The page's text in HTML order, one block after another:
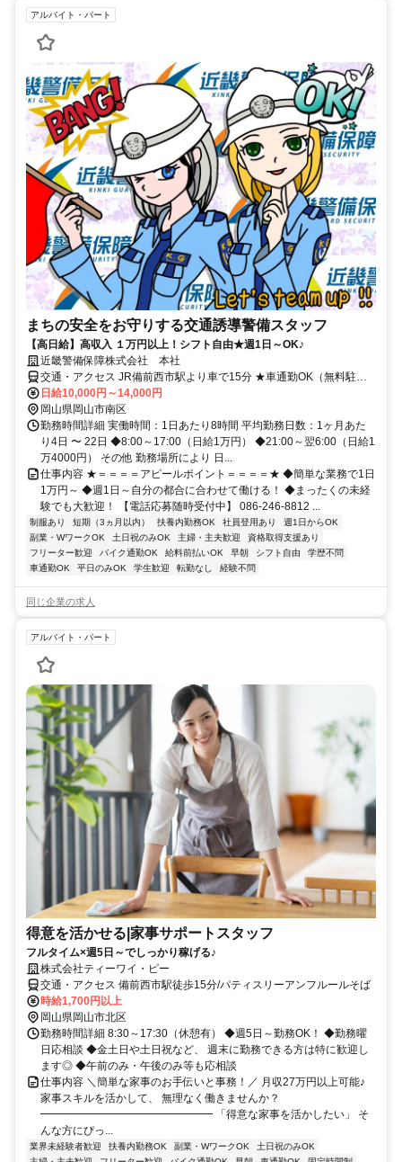
アルバイト・パート
まちの安全をお守りする交通誘導警備スタッフ
【高日給】高収入 １万円以上！シフト自由★週1日～OK♪
近畿警備保障株式会社 本社
交通・アクセス JR備前西市駅より車で15分 ★車通勤OK（無料駐車
場）
日給10,000円～14,000円
岡山県岡山市南区
勤務時間詳細 実働時間：1日あたり8時間 平均勤務日数：1ヶ月あた
り4日 〜 22日 ◆8:00～17:00（日給1万円） ◆21:00～翌6:00（日給1
万4000円） その他 勤務場所により 日...
仕事内容 ★＝＝＝＝アピールポイント＝＝＝＝★ ◆簡単な業務で1日
1万円～ ◆週1日～自分の都合に合わせて働ける！ ◆まったくの未経
験でも大歓迎！ 【電話応募随時受付中】 086-246-8812 ...
制服あり 短期（3ヵ月以内） 扶養内勤務OK 社員登用あり
週1日からOK
副業・WワークOK
土日祝のみOK 主婦・主夫歓迎
資格取得支援あり
フリーター歓迎
バイク通勤OK 給料前払いOK 早朝 シフト自由
学歴不問
車通勤OK
平日のみOK 学生歓迎 転勤なし 経験不問
同じ企業の求人
アルバイト・パート
得意を活かせる|家事サポートスタッフ
フルタイム×週5日～でしっかり稼げる♪
株式会社ティーワイ・ピー
交通・アクセス 備前西市駅徒歩15分/パティスリーアンフルールそば
時給1,700円以上
岡山県岡山市北区
勤務時間詳細 8:30～17:30（休憩有） ◆週5日～勤務OK！ ◆勤務曜
日応相談 ◆金土日や土日祝など、 週末に勤務できる方は特に歓迎し
ます◎ ◆午前のみ・午後のみ等も応相談
仕事内容 ＼簡単な家事のお手伝いと事務！／ 月収27万円以上可能♪
家事スキルを活かして、 無理なく働きませんか？
━━━━━━━━━━━━━━━━ 「得意な家事を活かしたい」 そ
んな方にぴっ...
業界未経験者歓迎 扶養内勤務OK 副業・WワークOK
土日祝のみOK